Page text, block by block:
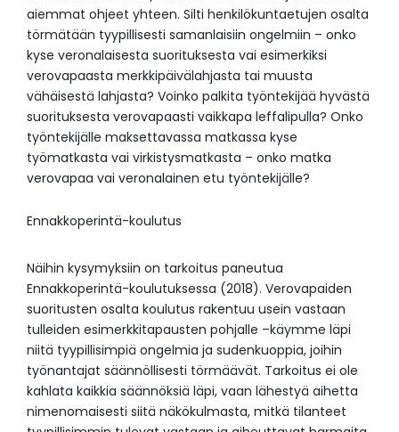
aiemmat ohjeet yhteen. Silti henkilökuntaetujen osalta
törmätään tyypillisesti samanlaisiin ongelmiin – onko
kyse veronalaisesta suorituksesta vai esimerkiksi
verovapaasta merkkipäivälahjasta tai muusta
vähäisestä lahjasta? Voinko palkita työntekijää hyvästä
suorituksesta verovapaasti vaikkapa leffalipulla? Onko
työntekijälle maksettavassa matkassa kyse
työmatkasta vai virkistysmatkasta – onko matka
verovapaa vai veronalainen etu työntekijälle?
Ennakkoperintä-koulutus
Näihin kysymyksiin on tarkoitus paneutua
Ennakkoperintä-koulutuksessa (2018). Verovapaiden
suoritusten osalta koulutus rakentuu usein vastaan
tulleiden esimerkkitapausten pohjalle –käymme läpi
niitä tyypillisimpiä ongelmia ja sudenkuoppia, joihin
työnantajat säännöllisesti törmäävät. Tarkoitus ei ole
kahlata kaikkia säännöksiä läpi, vaan lähestyä aihetta
nimenomaisesti siitä näkökulmasta, mitkä tilanteet